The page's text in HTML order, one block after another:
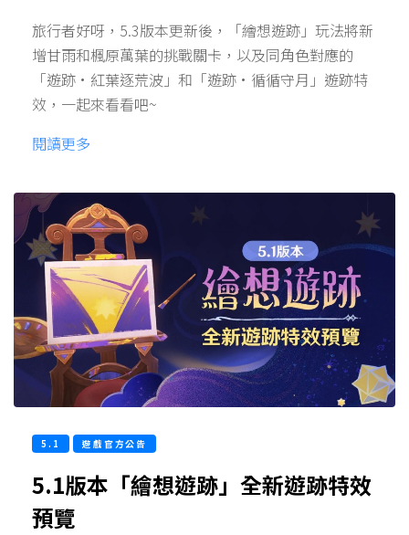
旅行者好呀，5.3版本更新後，「繪想遊跡」玩法將新
增甘雨和楓原萬葉的挑戰關卡，以及同角色對應的
「遊跡·紅葉逐荒波」和「遊跡·循循守月」遊跡特
效，一起來看看吧~
閱讀更多
5.1 遊戲官方公告
5.1版本「繪想遊跡」全新遊跡特效
預覽